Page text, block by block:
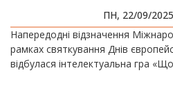
ПН, 22/09/
Напередодні відзначення
рамках святкування Днів
відбулася інтелектуальна гра